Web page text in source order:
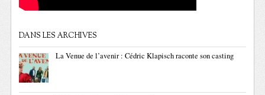
DANS LES ARCHIVES
La Venue de l’avenir : Cédric Klapisch raconte son casting